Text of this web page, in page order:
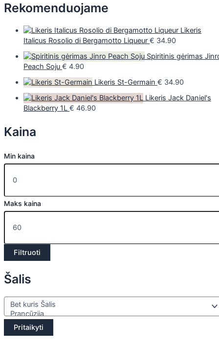
Rekomenduojame
Likeris
Italicus Rosolio di Bergamotto Liqueur € 34.90
Spiritinis gėrimas
Peach Soju € 4.90
Likeris St-Germain € 34.90
Likeris Jack Daniel's
Blackberry 1L € 46.90
Kaina
Min kaina
Maks kaina
Filtruoti
Šalis
Pritaikyti